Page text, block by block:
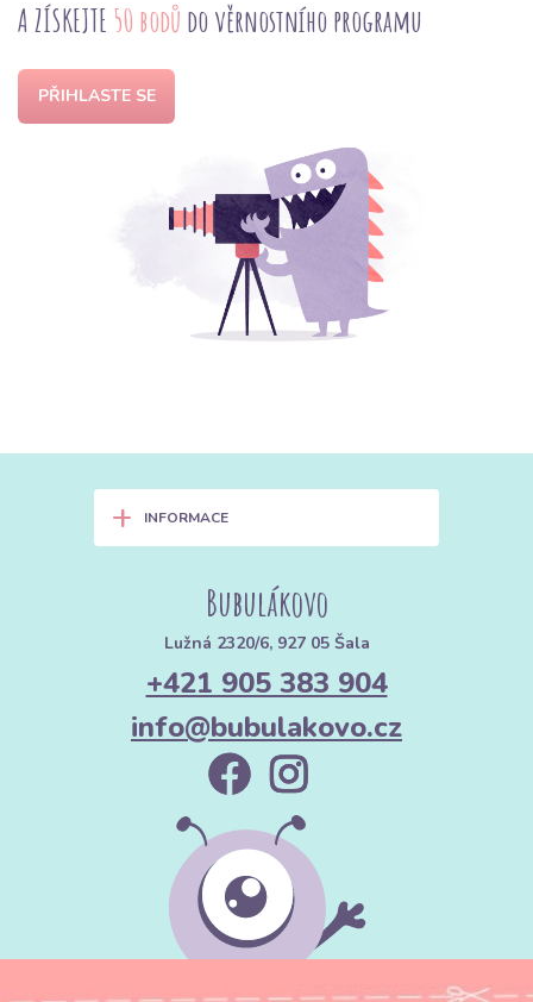
A ZÍSKEJTE 50 bodů do věrnostního programu
PŘIHLASTE SE
+ INFORMACE
Bubulákovo
Lužná 2320/6, 927 05 Šala
+421 905 383 904
info@bubulakovo.cz